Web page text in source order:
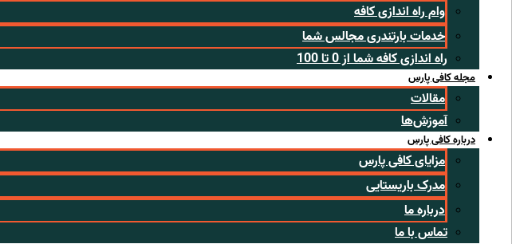
وام راه اندازی کافه
خدمات بارتندری مجالس شما
راه اندازی کافه شما از 0 تا 100
مجله کافی پارس
مقالات
آموزش‌ها
درباره کافی پارس
مزایای کافی پارس
مدرک باریستایی
درباره ما
تماس با ما